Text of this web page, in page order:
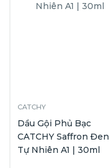
CATCHY
Dầu Gội Phủ Bạc
CATCHY Saffron Đen
Tự Nhiên A1 | 30ml